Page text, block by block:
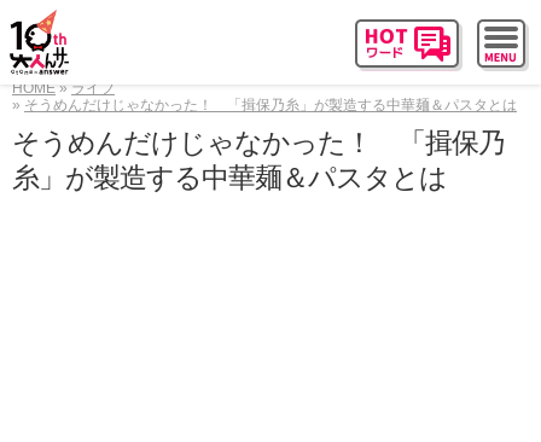
HOME
ライフ
そうめんだけじゃなかった！ 「揖保乃糸」が製造する中華麺＆パスタとは
そうめんだけじゃなかった！ 「揖保乃
糸」が製造する中華麺＆パスタとは